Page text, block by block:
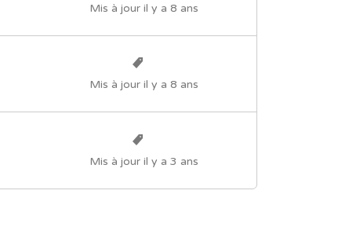
Mis à jour il y a 8 ans
Mis à jour il y a 8 ans
Mis à jour il y a 3 ans